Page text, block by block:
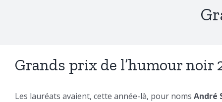
Grands prix de l’humour noir
Les lauréats avaient, cette année-là, pour noms André